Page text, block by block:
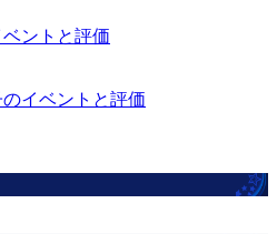
ントと評価
イベントと評価